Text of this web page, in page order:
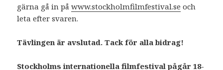
gärna gå in påwww.stockholmfilmfestival.se och
leta efter svaren.
Tävlingen är avslutad. Tack för alla bidrag!
Stockholms internationella filmfestival pågår 18-